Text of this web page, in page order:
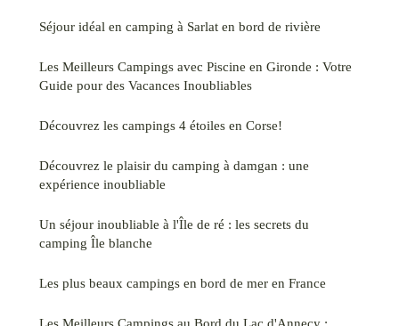
Séjour idéal en camping à Sarlat en bord de rivière
Les Meilleurs Campings avec Piscine en Gironde : Votre
Guide pour des Vacances Inoubliables
Découvrez les campings 4 étoiles en Corse!
Découvrez le plaisir du camping à damgan : une
expérience inoubliable
Un séjour inoubliable à l'Île de ré : les secrets du
camping Île blanche
Les plus beaux campings en bord de mer en France
Les Meilleurs Campings au Bord du Lac d'Annecy :